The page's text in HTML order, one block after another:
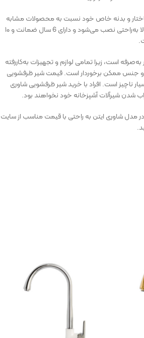
و بدنه خاص خود نسبت به محصولات مشابه
رسوب پذیری کمتری دارد. این کالا به‌راحتی نصب می‌شود و دارای 6 سال ضمانت و ۱۰
است، زیرا تمامی لوازم و تجهیزات به‌کاررفته
و جنس ممکن برخوردار است. قیمت شیر ظرفشویی
ناچیز است. افراد با خرید شیر ظرفشویی شاوری
شدن شیرآلات آشپزخانه خود نخواهند بود.
مدل شاوری ایتن به راحتی با قیمت مناسب از سایت